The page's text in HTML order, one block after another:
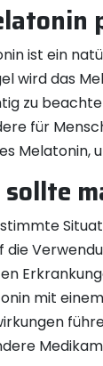
ist ein
wird das
zu
für
Melatonin,
die
mit